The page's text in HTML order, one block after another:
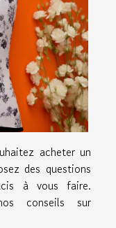
acheter un
des questions
à vous faire.
conseils sur